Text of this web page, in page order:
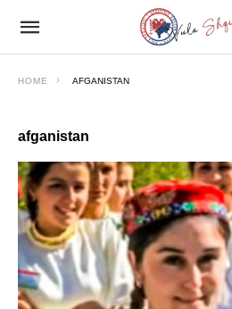
HOME AFGANISTAN
afganistan